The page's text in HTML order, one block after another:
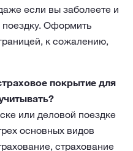
если вы заболеете и
Оформить
к сожалению,
покрытие для
или деловой поездке
основных видов
страхование